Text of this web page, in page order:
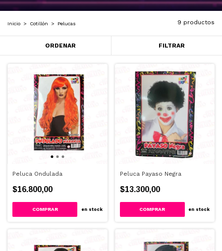
Inicio > Cotillón > Pelucas 9 productos
ORDENAR FILTRAR
Peluca Ondulada
$16.800,00
COMPRAR en stock
Peluca Payaso Negra
$13.300,00
en stock